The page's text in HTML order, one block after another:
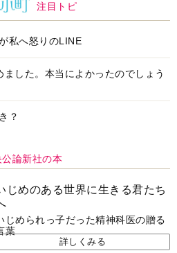
注目トピ
私へ怒りのLINE
した。本当によかったのでしょう
？
論新社の本
じめのある世界に生きる君たち
じめられっ子だった精神科医の贈る
葉
詳しくみる